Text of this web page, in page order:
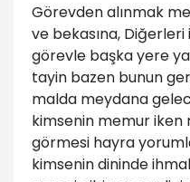
Görevden alınmak
ve bekasına, Diğerleri
görevle başka yere
tayin bazen bunun
malda meydana
kimsenin memur iken
görmesi hayra
kimsenin dininde